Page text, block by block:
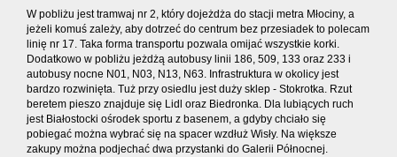
W pobliżu jest tramwaj nr 2, który dojeżdża do stacji metra Młociny, a
jeżeli komuś zależy, aby dotrzeć do centrum bez przesiadek to polecam
linię nr 17. Taka forma transportu pozwala omijać wszystkie korki.
Dodatkowo w pobliżu jeżdżą autobusy linii 186, 509, 133 oraz 233 i
autobusy nocne N01, N03, N13, N63. Infrastruktura w okolicy jest
bardzo rozwinięta. Tuż przy osiedlu jest duży sklep - Stokrotka. Rzut
beretem pieszo znajduje się Lidl oraz Biedronka. Dla lubiących ruch
jest Białostocki ośrodek sportu z basenem, a gdyby chciało się
pobiegać można wybrać się na spacer wzdłuż Wisły. Na większe
zakupy można podjechać dwa przystanki do Galerii Północnej.